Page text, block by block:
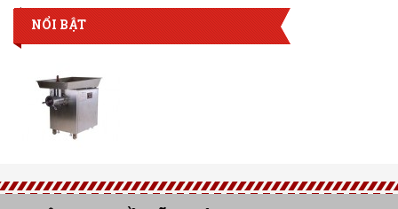
NỔI BẬT